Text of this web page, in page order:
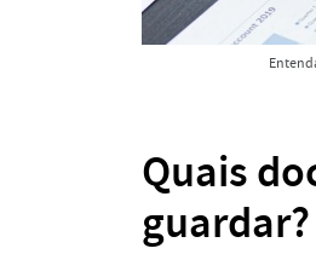
Quais
guardar?